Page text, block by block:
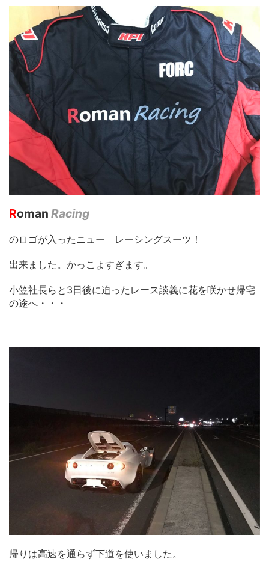
Roman Racing
のロゴが入ったニュー レーシングスーツ！
出来ました。かっこよすぎます。
小笠社長らと3日後に迫ったレース談義に花を咲かせ帰宅
の途へ・・・
帰りは高速を通らず下道を使いました。